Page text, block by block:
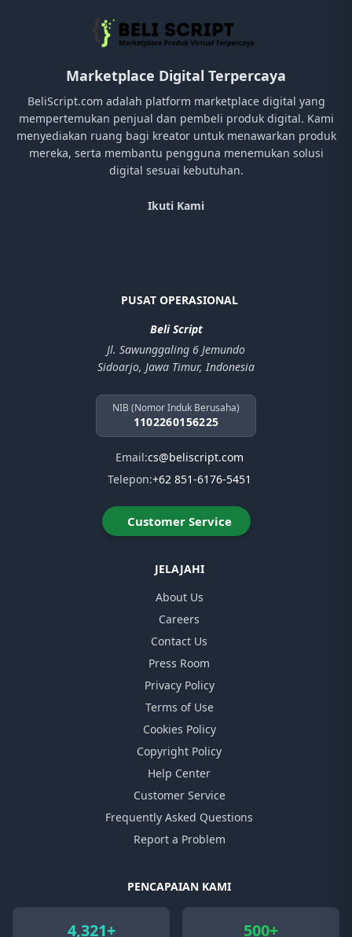
Marketplace Digital Terpercaya
BeliScript.com adalah platform marketplace digital yang
mempertemukan penjual dan pembeli produk digital. Kami
menyediakan ruang bagi kreator untuk menawarkan produk
mereka, serta membantu pengguna menemukan solusi
digital sesuai kebutuhan.
Ikuti Kami
PUSAT OPERASIONAL
Beli Script
Jl. Sawunggaling 6 Jemundo
Sidoarjo, Jawa Timur, Indonesia
NIB (Nomor Induk Berusaha)
1102260156225
Email:cs@beliscript.com
Telepon:+62 851-6176-5451
Customer Service
JELAJAHI
About Us
Careers
Contact Us
Press Room
Privacy Policy
Terms of Use
Cookies Policy
Copyright Policy
Help Center
Customer Service
Frequently Asked Questions
Report a Problem
PENCAPAIAN KAMI
4,321+ 500+